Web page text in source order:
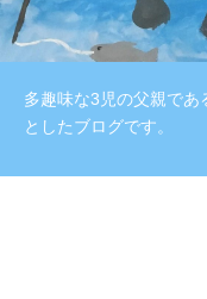
多趣味な3児の父親で
としたブログです。